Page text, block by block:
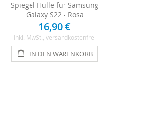
Spiegel Hülle für Samsung
Galaxy S22 - Rosa
16,90 €
Inkl. MwSt., versandkostenfrei
IN DEN WARENKORB